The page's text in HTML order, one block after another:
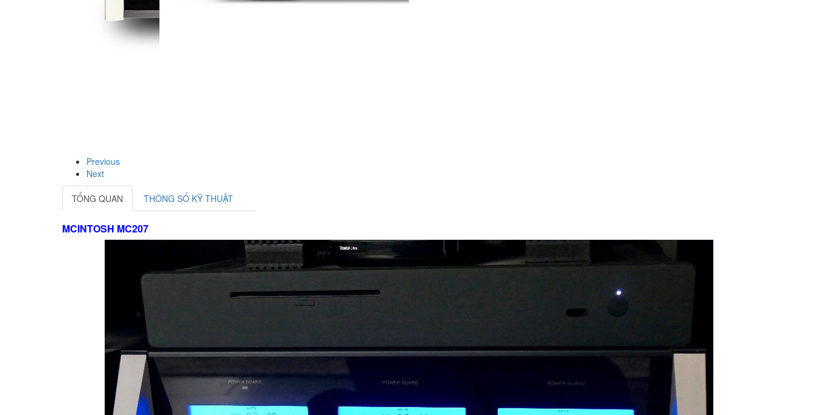
Previous
Next
TỔNG QUAN THÔNG SỐ KỸ THUẬT
MCINTOSH MC207